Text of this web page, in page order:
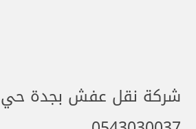
شركة نقل عفش بجدة حي